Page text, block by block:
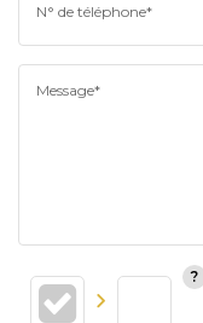
N° de téléphone*
Message*